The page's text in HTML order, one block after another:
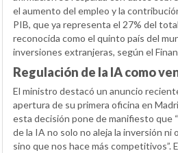
el aumento del empleo y la
PIB, que ya representa el 27% del
reconocida como el quinto país del
inversiones extranjeras, según el
Regulación de la IA como
El ministro destacó un anuncio
apertura de su primera oficina en
esta decisión pone de manifiesto que
de la IA no solo no aleja la inversión ni
sino que nos hace más competitivos”.